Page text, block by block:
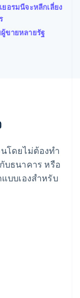
ยอรมนีจะหลีกเลี่ยง
ขายหลายรัฐ
โดยไม่ต้องทำ
บธนาคาร หรือ
บบเองสำหรับ